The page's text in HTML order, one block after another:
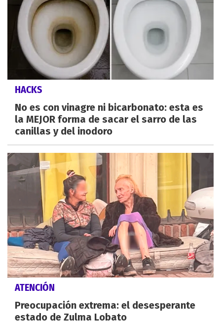
HACKS
No es con vinagre ni bicarbonato: esta es
la MEJOR forma de sacar el sarro de las
canillas y del inodoro
ATENCIÓN
Preocupación extrema: el desesperante
estado de Zulma Lobato